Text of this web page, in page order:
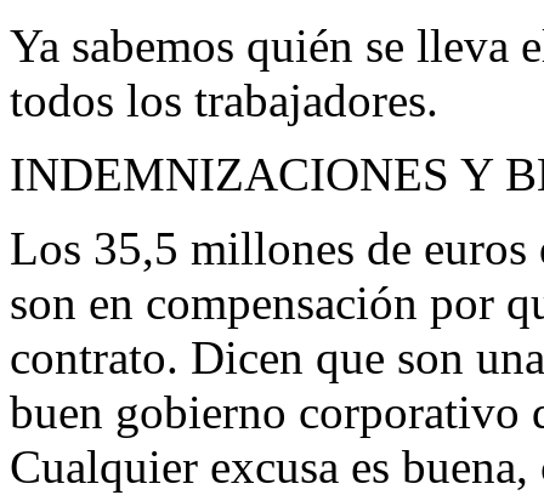
Ya sabemos quién se lleva
todos los trabajadores.
INDEMNIZACIONES Y
Los 35,5 millones de
son en compensación por
contrato. Dicen que son
buen gobierno corporativo
Cualquier excusa es